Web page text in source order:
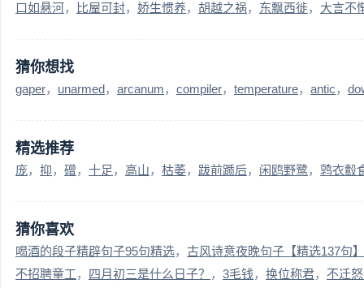
口如悬河 比屋可封 娇生惯养 胡越之祸 东飘西徙 大言不
猜你想找
gaper unarmed arcanum compiler temperature antic
精选推荐
庞 抑 磳 十足 高山 枯萎 跋前踬后 闲鸥野鹭 鹑衣鷇
猜你喜欢
喝酒的段子精辟句子95句精选
古风诗意夜晚句子【精选137句】
不招聘童工
四月初三是什么日子？ 3毛钱 换位称君
不迁